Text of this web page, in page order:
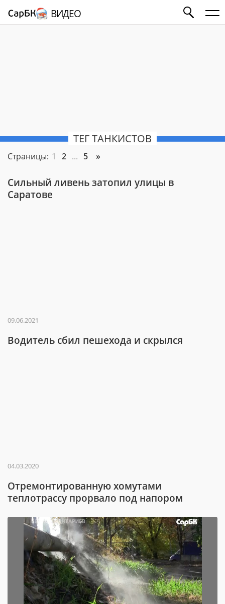
ВИДЕО
ТЕГ ТАНКИСТОВ
Страницы: 1 2 ... 5 »
Сильный ливень затопил улицы в
Саратове
09.06.2021
Водитель сбил пешехода и скрылся
04.03.2020
Отремонтированную хомутами
теплотрассу прорвало под напором